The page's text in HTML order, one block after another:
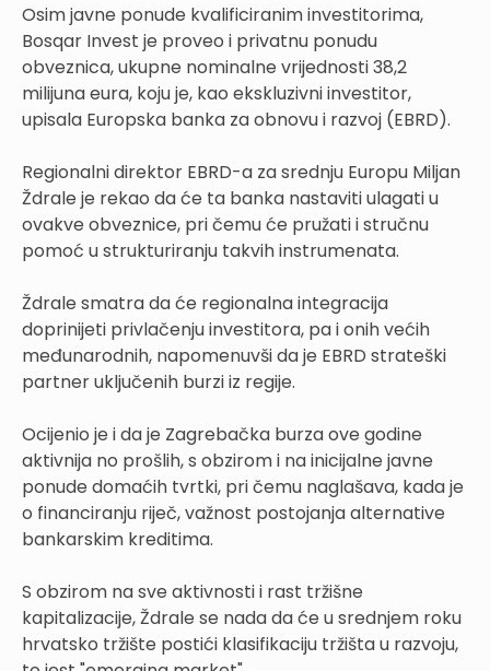
Osim javne ponude kvalificiranim investitorima,
Bosqar Invest je proveo i privatnu ponudu
obveznica, ukupne nominalne vrijednosti 38,2
milijuna eura, koju je, kao ekskluzivni investitor,
upisala Europska banka za obnovu i razvoj (EBRD).
Regionalni direktor EBRD-a za srednju Europu Miljan
Ždrale je rekao da će ta banka nastaviti ulagati u
ovakve obveznice, pri čemu će pružati i stručnu
pomoć u strukturiranju takvih instrumenata.
Ždrale smatra da će regionalna integracija
doprinijeti privlačenju investitora, pa i onih većih
međunarodnih, napomenuvši da je EBRD strateški
partner uključenih burzi iz regije.
Ocijenio je i da je Zagrebačka burza ove godine
aktivnija no prošlih, s obzirom i na inicijalne javne
ponude domaćih tvrtki, pri čemu naglašava, kada je
o financiranju riječ, važnost postojanja alternative
bankarskim kreditima.
S obzirom na sve aktivnosti i rast tržišne
kapitalizacije, Ždrale se nada da će u srednjem roku
hrvatsko tržište postići klasifikaciju tržišta u razvoju,